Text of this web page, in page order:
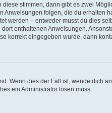
stimmen, dann gibt es zwei
folgen, die du erhalten
– entweder musst du dies
enthaltenen Anweisungen.
korrekt eingegeben wurde, dann
Wenn dies der Fall ist, wende dich
ein Administrator lösen muss.